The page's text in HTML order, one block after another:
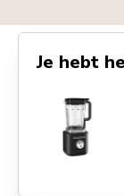
Je hebt
Go toPure